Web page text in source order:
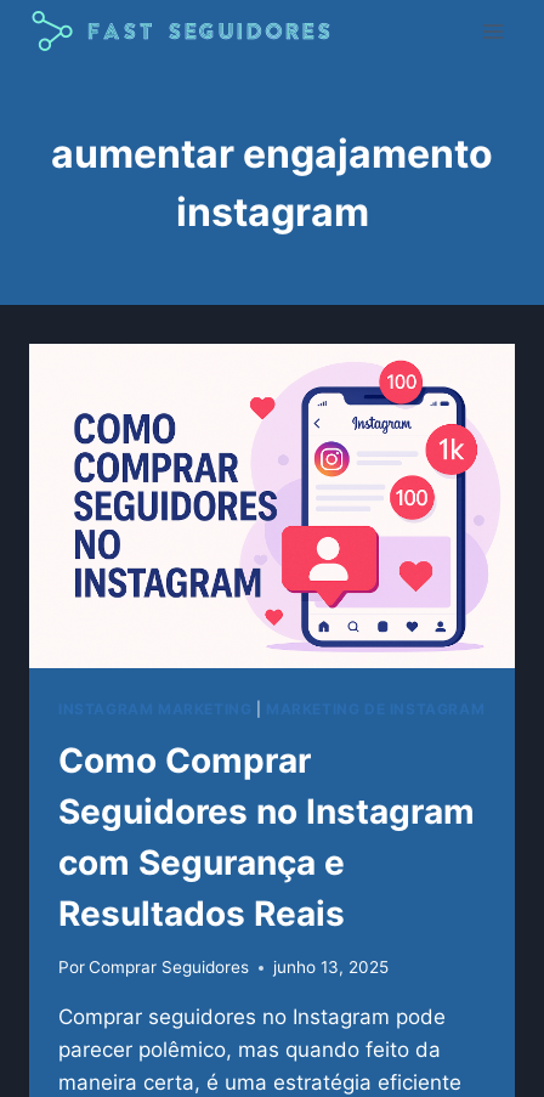
Pular
para
aumentar engajamento
instagram
Como Comprar
Seguidores no Instagram
com Segurança e
Resultados Reais
PorComprar Seguidores junho 13, 2025
Comprar seguidores no Instagram pode
parecer polêmico, mas quando feito da
maneira certa, é uma estratégia eficiente